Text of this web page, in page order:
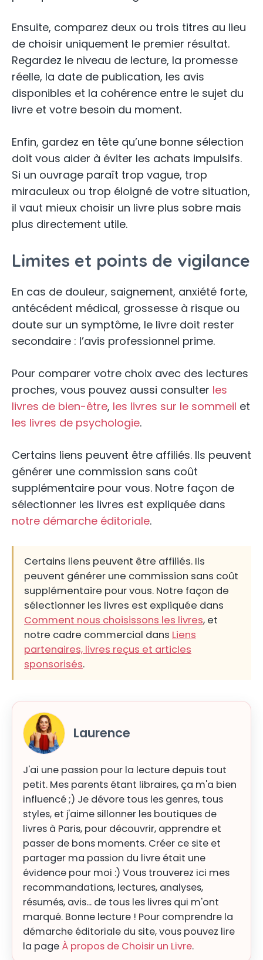
Ensuite, comparez deux ou trois titres au lieu
de choisir uniquement le premier résultat.
Regardez le niveau de lecture, la promesse
réelle, la date de publication, les avis
disponibles et la cohérence entre le sujet du
livre et votre besoin du moment.
Enfin, gardez en tête qu’une bonne sélection
doit vous aider à éviter les achats impulsifs.
Si un ouvrage paraît trop vague, trop
miraculeux ou trop éloigné de votre situation,
il vaut mieux choisir un livre plus sobre mais
plus directement utile.
Limites et points de vigilance
En cas de douleur, saignement, anxiété forte,
antécédent médical, grossesse à risque ou
doute sur un symptôme, le livre doit rester
secondaire : l’avis professionnel prime.
Pour comparer votre choix avec des lectures
proches, vous pouvez aussi consulter les
livres de bien-être, les livres sur le sommeil et
les livres de psychologie.
Certains liens peuvent être affiliés. Ils peuvent
générer une commission sans coût
supplémentaire pour vous. Notre façon de
sélectionner les livres est expliquée dans
notre démarche éditoriale.
Certains liens peuvent être affiliés. Ils
peuvent générer une commission sans coût
supplémentaire pour vous. Notre façon de
sélectionner les livres est expliquée dans
Comment nous choisissons les livres, et
notre cadre commercial dans Liens
partenaires, livres reçus et articles
sponsorisés.
Laurence
J'ai une passion pour la lecture depuis tout
petit. Mes parents étant libraires, ça m'a bien
influencé ;) Je dévore tous les genres, tous
styles, et j'aime sillonner les boutiques de
livres à Paris, pour découvrir, apprendre et
passer de bons moments. Créer ce site et
partager ma passion du livre était une
évidence pour moi :) Vous trouverez ici mes
recommandations, lectures, analyses,
résumés, avis... de tous les livres qui m'ont
marqué. Bonne lecture ! Pour comprendre la
démarche éditoriale du site, vous pouvez lire
la page À propos de Choisir un Livre.